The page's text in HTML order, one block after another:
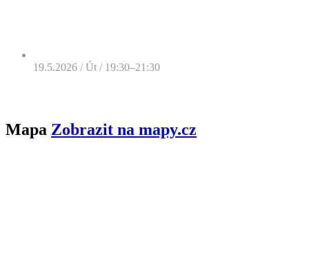
19.5.2026 / Út / 19:30–21:30
Mapa Zobrazit na mapy.cz